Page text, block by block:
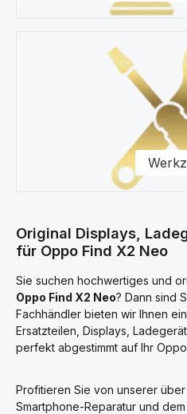
Original Displays,
für Oppo Find X2 Neo
Sie suchen hochwertiges und
Oppo Find X2 Neo? Dann sind
Fachhändler bieten wir Ihnen
Ersatzteilen, Displays,
perfekt abgestimmt auf Ihr
Profitieren Sie von unserer
Smartphone-Reparatur und